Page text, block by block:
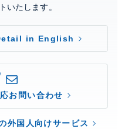
いたします。
in English
お問い合わせ
外国人向けサービス